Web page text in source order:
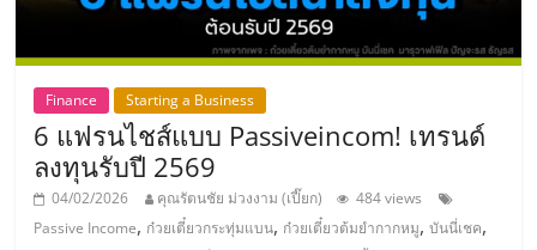
แฟ
ไชส์
พร้อม
ทำเล
Finance Starting a Business
6 แฟรนไชส์แบบ Passiveincom! เทรนด์
ลงทุนรับปี 2569
04/02/2026 คุณรัตนชัย ม่วงงาม (เปี๊ยก)
484 views
Passive Income, ก๋วยเตี๋ยวกระทุ่มแบน, ก๋วยเตี๋ยวต้มยำกากหมู,บันนี่เชค,